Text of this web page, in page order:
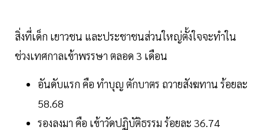
สิ่งที่เด็ก เยาวชน และประชาชนส่วนใหญ่ตั้งใจจะทำใน
ช่วงเทศกาลเข้าพรรษา ตลอด 3 เดือน
อันดับแรก คือ ทำบุญ ตักบาตร ถวายสังฆทาน ร้อยละ
58.68
รองลงมา คือ เข้าวัดปฏิบัติธรรม ร้อยละ 36.74